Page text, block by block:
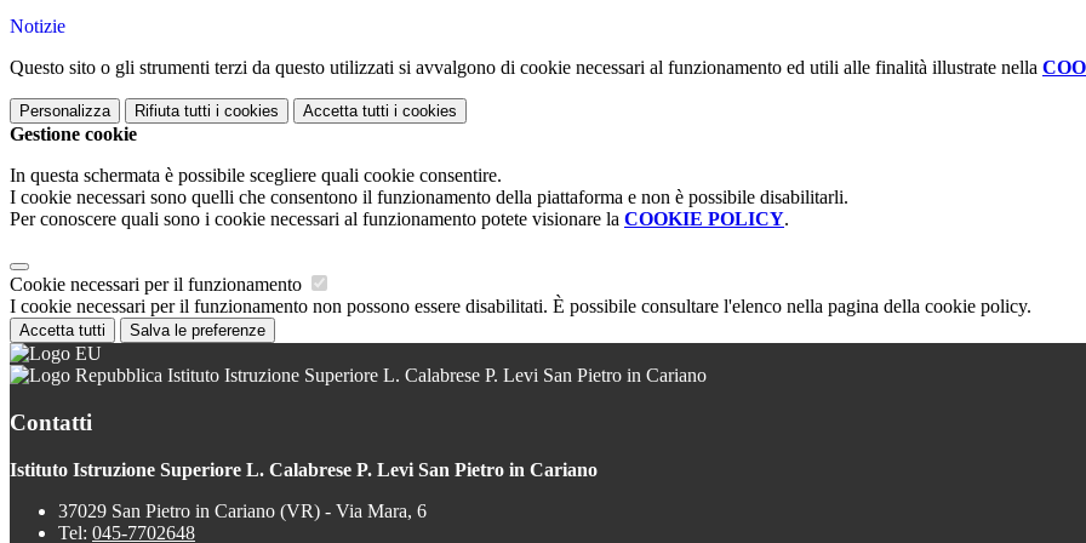
Notizie
Questo sito o gli strumenti terzi da questo utilizzati si avvalgono di cookie necessari al funzionamento ed utili alle finalità illustrate nella
Personalizza Rifiuta tutti i cookies Accetta tutti i cookies
Gestione cookie
In questa schermata è possibile scegliere quali cookie consentire.
I cookie necessari sono quelli che consentono il funzionamento della piattaforma e non è possibile disabilitarli.
Per conoscere quali sono i cookie necessari al funzionamento potete visionare la COOKIE POLICY.
Cookie necessari per il funzionamento
I cookie necessari per il funzionamento non possono essere disabilitati. È possibile consultare l'elenco nella pagina della cookie policy.
Accetta tutti Salva le preferenze
Istituto Istruzione Superiore L. Calabrese P. Levi San Pietro in Cariano
Contatti
Istituto Istruzione Superiore L. Calabrese P. Levi San Pietro in Cariano
37029 San Pietro in Cariano (VR) - Via Mara, 6
Tel: 045-7702648